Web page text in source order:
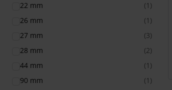
22 mm
(1)
26 mm
(1)
27 mm
(3)
28 mm
(2)
44 mm
(1)
90 mm
(1)